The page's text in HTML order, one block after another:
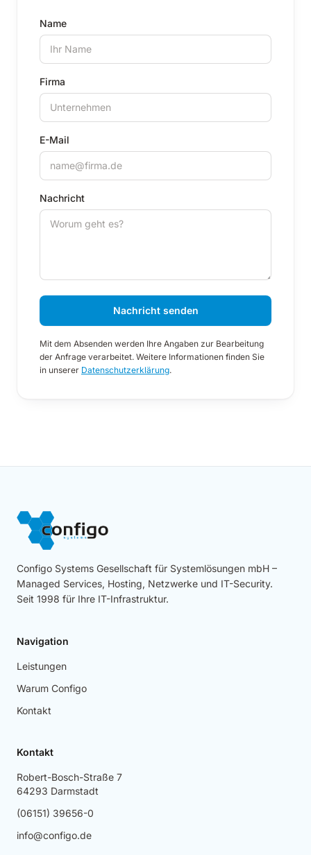
Name
Firma
E-Mail
Nachricht
Nachricht senden
Mit dem Absenden werden Ihre Angaben zur Bearbeitung
der Anfrage verarbeitet. Weitere Informationen finden Sie
in unserer Datenschutzerklärung.
Configo Systems Gesellschaft für Systemlösungen mbH –
Managed Services, Hosting, Netzwerke und IT-Security.
Seit 1998 für Ihre IT-Infrastruktur.
Navigation
Leistungen
Warum Configo
Kontakt
Kontakt
Robert-Bosch-Straße 7
64293 Darmstadt
(06151) 39656-0
info@configo.de